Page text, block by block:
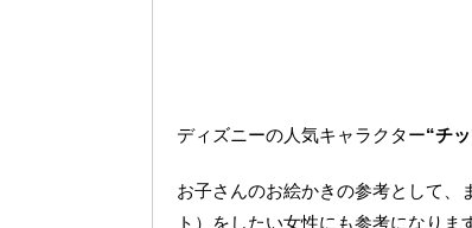
ディズニーの人気キャラクター“チ
お子さんのお絵かきの参考として、
ト）をしたい女性にも参考になりま